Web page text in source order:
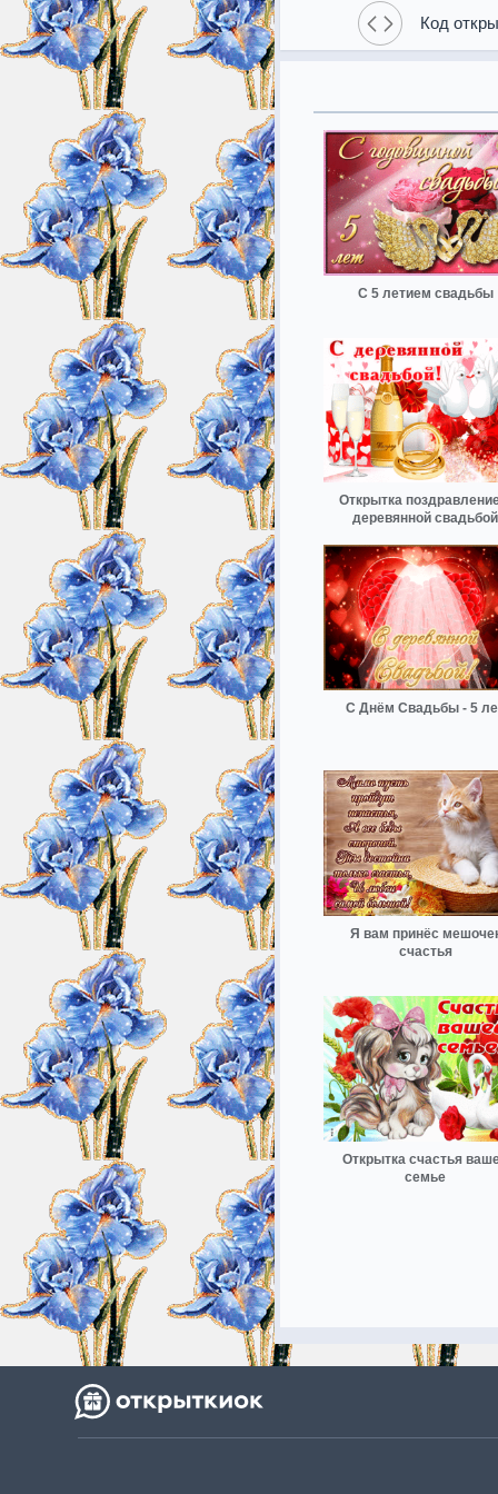
Код
С 5 летием свадьбы
Открытка
деревянной свадьбой
С Днём Свадьбы - 5
Я вам принёс
счастья
Открытка счастья
семье